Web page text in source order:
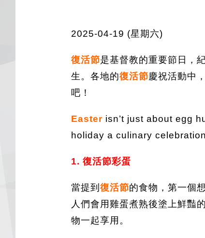
2025-04-19 (星期六)
復活節是基督教的重要節日，
生。各地的復活節慶祝活動中
吧！
Easter isn’t just about egg
holiday a culinary
1. 復活節彩蛋
當提到 復活節的食物，第一個
人們會用雞蛋煮熟後塗上鮮豔
物一起享用。